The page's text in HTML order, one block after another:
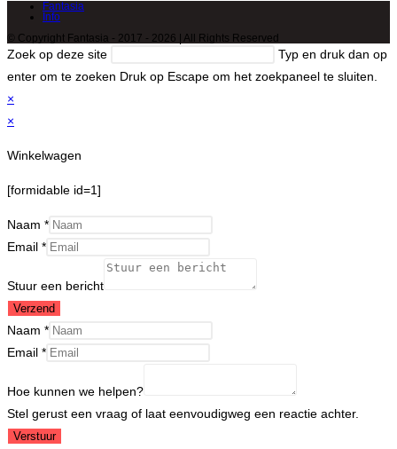
Fantasia
Info
© Copyright Fantasia - 2017 - 2026 | All Rights Reserved
Zoek op deze site
Typ en druk dan op
enter om te zoeken Druk op Escape om het zoekpaneel te sluiten.
×
×
Winkelwagen
[formidable id=1]
Naam *
Email *
Stuur een bericht
Verzend
Naam *
Hoe
helpen?
Email *
Hoe kunnen we helpen?
Stel gerust een vraag of laat eenvoudigweg een reactie achter.
Verstuur